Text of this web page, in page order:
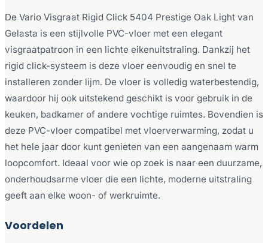
De Vario Visgraat Rigid Click 5404 Prestige Oak Light van
Gelasta is een stijlvolle PVC-vloer met een elegant
visgraatpatroon in een lichte eikenuitstraling. Dankzij het
rigid click-systeem is deze vloer eenvoudig en snel te
installeren zonder lijm. De vloer is volledig waterbestendig,
waardoor hij ook uitstekend geschikt is voor gebruik in de
keuken, badkamer of andere vochtige ruimtes. Bovendien is
deze PVC-vloer compatibel met vloerverwarming, zodat u
het hele jaar door kunt genieten van een aangenaam warm
loopcomfort. Ideaal voor wie op zoek is naar een duurzame,
onderhoudsarme vloer die een lichte, moderne uitstraling
geeft aan elke woon- of werkruimte.
Voordelen